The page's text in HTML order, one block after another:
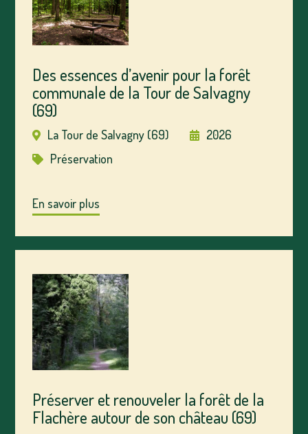
Des essences d’avenir pour la forêt
communale de la Tour de Salvagny
(69)
La Tour de Salvagny (69)
2026
Préservation
En savoir plus
Préserver et renouveler la forêt de la
Flachère autour de son château (69)